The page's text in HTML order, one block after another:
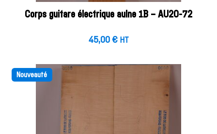
Corps guitare électrique aulne 1B – AU20-72
45,00 € HT
Nouveauté